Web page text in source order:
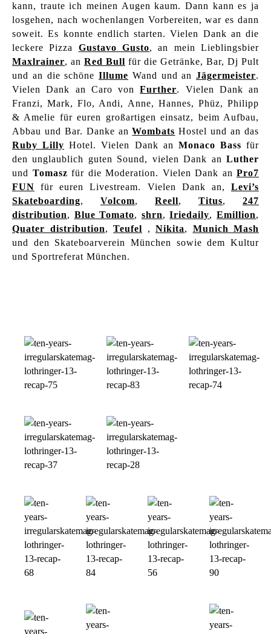
kann, traute ich meinen Augen kaum. Dann kann es ja
losgehen, nach wochenlangen Vorbereiten, war es dann
soweit. Es konnte endlich starten. Vielen Dank an die
leckere Pizza Gustavo Gusto, an mein Lieblingsbier
Maxlrainer, an Red Bull für die Getränke, Bar, Dj Pult
und an die schöne Illume Wand und an Jägermeister.
Vielen Dank an Caro vonFurther. Vielen Dank an
Franzi, Mark, Flo, Andi, Anne, Hannes, Phüz, Philipp
& Amelie für euren großartigen einsatz, beim Aufbau,
Abbau und Bar. Danke anWombats Hostel und an das
Ruby Lilly Hotel. Vielen Dank an Monaco Bass für
den unglaublich guten Sound, vielen Dank an Luther
und Tomasz für die Moderation. Vielen Dank an Pro7
FUN für euren Livestream. Vielen Dank an, Levi’s
Skateboarding, Volcom, Reell, Titus, 247
distribution, Blue Tomato, shrn,Iriedaily,Emillion,
Quater distribution, Teufel , Nikita, Munich Mash
und den Skateboarverein München sowie dem Kultur
und Sportreferat München.